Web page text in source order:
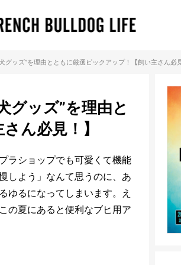
グッズ”を理由とともに厳選ピックアップ！【飼い主さん必
グッズ”を理由と
ん必見！】
ラショップでも可愛くて機能
しよう」なんて思うのに、あ
ゆるになってしまいます。え
の夏にあると便利なブヒ用ア